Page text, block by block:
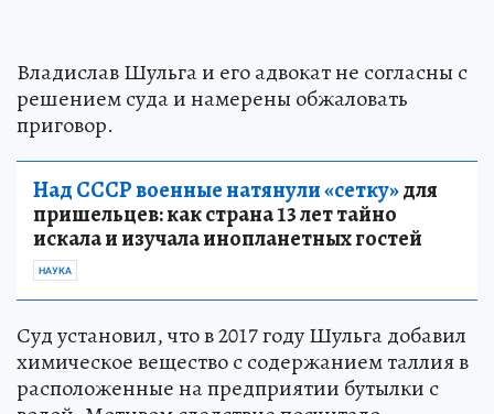
Владислав Шульга и его адвокат не согласны с
решением суда и намерены обжаловать
приговор.
Над СССР военные натянули «сетку»для
пришельцев: как страна 13 лет тайно
искала и изучала инопланетных гостей
НАУКА
Суд установил, что в 2017 году Шульга добавил
химическое вещество с содержанием таллия в
расположенные на предприятии бутылки с